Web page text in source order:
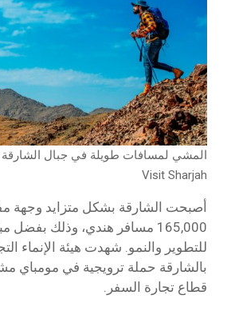
المشي لمسافات طويلة في جبال
Visit Sharjah
أصبحت الشارقة بشكل متزايد وجهة
165,000 مسافر هندي، وذلك بفضل
للتطوير والنمو. شهدت هيئة الإنماء
بالشارقة حملة ترويجية في مومباي
قطاع تجارة السفر.